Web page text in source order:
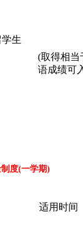
生
(取得相当
语成绩可
度(一学期)
适用时间